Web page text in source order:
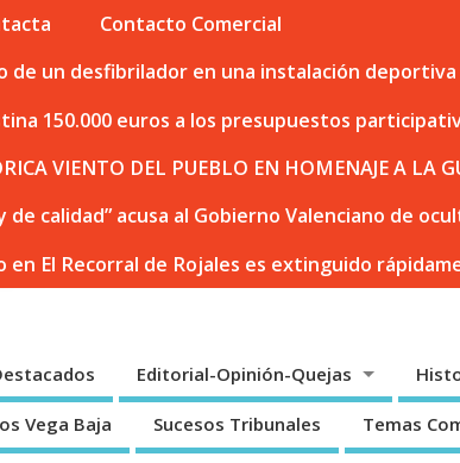
Contacto Comercial
de un desfibrilador en una instalación
150.000 euros a los presupuestos
VIENTO DEL PUEBLO EN HOMENAJE A LA
de calidad” acusa al Gobierno Valenciano de
en El Recorral de Rojales es extinguido
Editorial-Opinión-Quejas
Vega Baja Sucesos Tribunales Temas